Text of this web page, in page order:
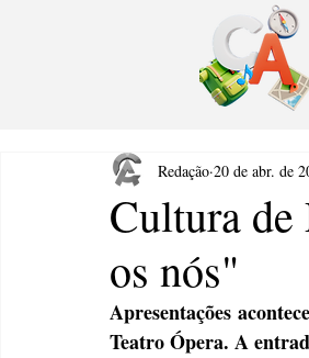
Cultura de
os nós"
Redação 20 de abr. de
Apresentações
Teatro Ópera. A